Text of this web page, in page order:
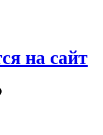
на сайт